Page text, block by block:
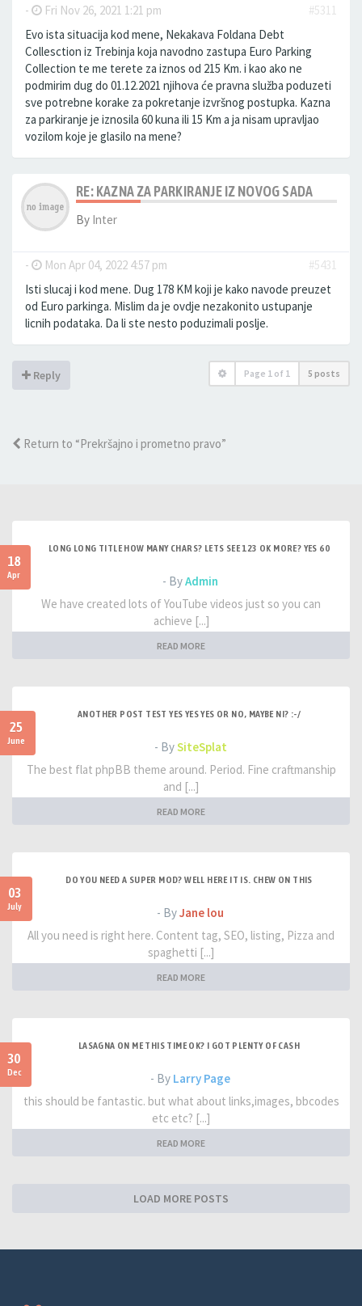
- Fri Nov 26, 2021 1:21 pm
#5311
Evo ista situacija kod mene, Nekakava Foldana Debt
Collesction iz Trebinja koja navodno zastupa Euro Parking
Collection te me terete za iznos od 215 Km. i kao ako ne
podmirim dug do 01.12.2021 njihova će pravna služba poduzeti
sve potrebne korake za pokretanje izvršnog postupka. Kazna
za parkiranje je iznosila 60 kuna ili 15 Km a ja nisam upravljao
vozilom koje je glasilo na mene?
RE: KAZNA ZA PARKIRANJE IZ NOVOG SADA
By Inter
- Mon Apr 04, 2022 4:57 pm
#5431
Isti slucaj i kod mene. Dug 178 KM koji je kako navode preuzet
od Euro parkinga. Mislim da je ovdje nezakonito ustupanje
licnih podataka. Da li ste nesto poduzimali poslje.
Reply Page 1 of 1 5 posts
Return to “Prekršajno i prometno pravo”
18
Apr
LONG LONG TITLE HOW MANY CHARS? LETS SEE 123 OK MORE? YES 60
- ByAdmin
We have created lots of YouTube videos just so you can
achieve [...]
READ MORE
25
June
ANOTHER POST TEST YES YES YES OR NO, MAYBE NI? :-/
- BySiteSplat
The best flat phpBB theme around. Period. Fine craftmanship
and [...]
READ MORE
03
July
DO YOU NEED A SUPER MOD? WELL HERE IT IS. CHEW ON THIS
- ByJane lou
All you need is right here. Content tag, SEO, listing, Pizza and
spaghetti [...]
READ MORE
30
Dec
LASAGNA ON ME THIS TIME OK? I GOT PLENTY OF CASH
- By Larry Page
this should be fantastic. but what about links,images, bbcodes
etc etc? [...]
READ MORE
LOAD MORE POSTS